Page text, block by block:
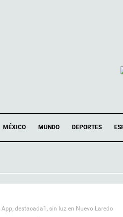
MÉXICO MUNDO DEPORTES
App, destacada1 , sin luz en Nuevo Laredo